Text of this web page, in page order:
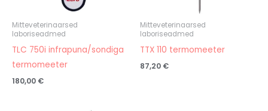
Mitteveterinaarsed
laboriseadmed
TLC 750i infrapuna/sondiga
termomeeter
180,00 €
Mitteveterinaarsed
laboriseadmed
TTX 110 termomeeter
87,20 €